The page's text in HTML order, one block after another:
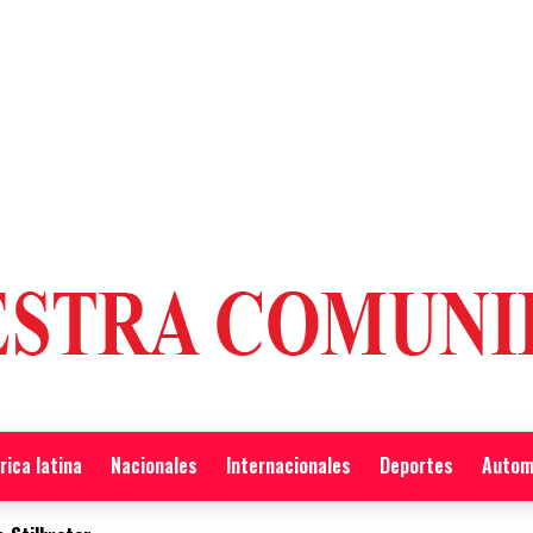
latina Nacionales Internacionales Deportes